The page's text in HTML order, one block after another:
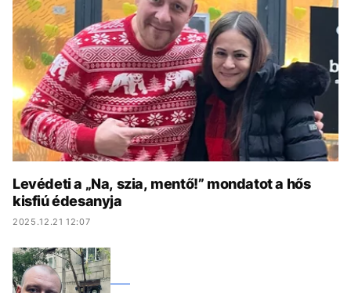
KÖZÉLET UTAZÁS
ÉLETMÓD DESIGN
BESZÉLGETÉSEK ARCOK
VIDEÓ TÖRTÉNETEK
GASZTRO
Levédeti a „Na, szia, mentő!” mondatot a hős
kisfiú édesanyja
2025.12.21 12:07